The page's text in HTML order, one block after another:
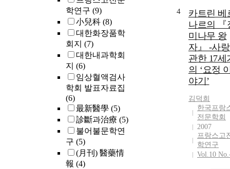
학연구 (9)
小兒科 (8)
대한화장품학
회지 (7)
대한내과학회
지 (6)
임상혈액검사
학회 발표자료집
(6)
最新醫學 (5)
診斷과治療 (5)
불어불문학연
구 (5)
(月刊) 醫藥情
報 (4)
4
카트린 베
나르의 『
미나무 왕
자』 -사
관한 17세
의 ‘요정
야기’
김덕희
한국프랑
전문학회
2007
프랑스고
학연구
Vol.10